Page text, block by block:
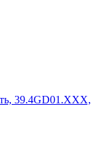
39.4GD01.XXX,